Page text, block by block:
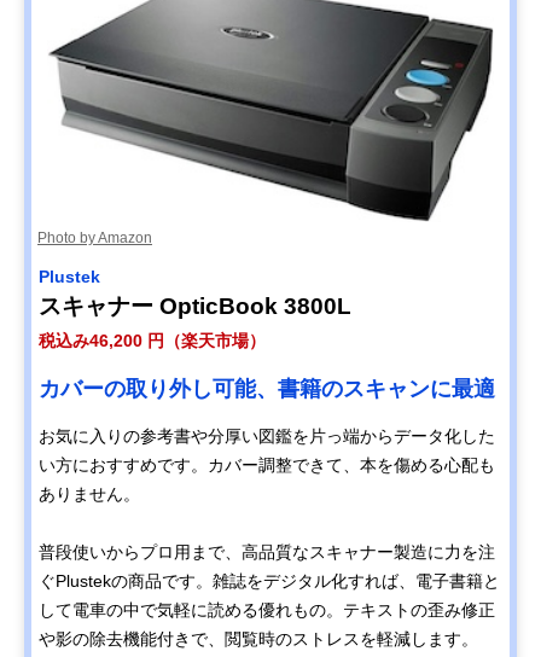
Photo by Amazon
Plustek
スキャナー OpticBook 3800L
税込み46,200 円（楽天市場）
カバーの取り外し可能、書籍のスキャンに最適
お気に入りの参考書や分厚い図鑑を片っ端からデータ化した
い方におすすめです。カバー調整できて、本を傷める心配も
ありません。
普段使いからプロ用まで、高品質なスキャナー製造に力を注
ぐPlustekの商品です。雑誌をデジタル化すれば、電子書籍と
して電車の中で気軽に読める優れもの。テキストの歪み修正
や影の除去機能付きで、閲覧時のストレスを軽減します。